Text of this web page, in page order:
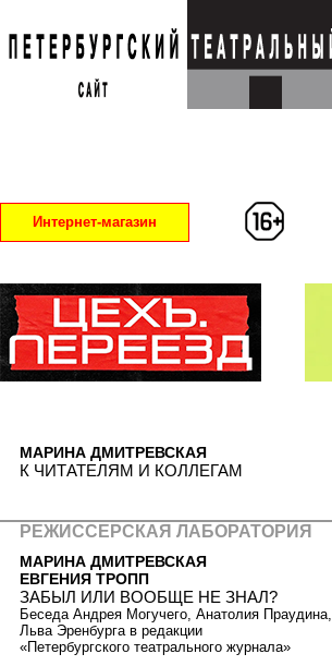
Интернет-магазин
МАРИНА ДМИТРЕВСКАЯ
К ЧИТАТЕЛЯМ И КОЛЛЕГАМ
РЕЖИССЕРСКАЯ ЛАБОРАТОРИЯ
МАРИНА ДМИТРЕВСКАЯ
ЕВГЕНИЯ ТРОПП
ЗАБЫЛ ИЛИ ВООБЩЕ НЕ ЗНАЛ?
Беседа Андрея Могучего, Анатолия Праудина,
Льва Эренбурга в редакции
«Петербургского театрального журнала»